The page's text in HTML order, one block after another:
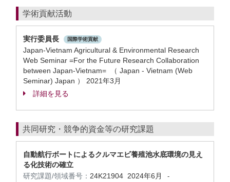
学術貢献活動
実行委員長 国際学術貢献
Japan-Vietnam Agricultural & Environmental Research
Web Seminar =For the Future Research Collaboration
between Japan-Vietnam= （ Japan - Vietnam (Web
Seminar) Japan ） 2021年3月
詳細を見る
共同研究・競争的資金等の研究課題
自動航行ボートによるクルマエビ養殖池水底環境の見え
る化技術の確立
研究課題/領域番号： 24K21904 2024年6月 -